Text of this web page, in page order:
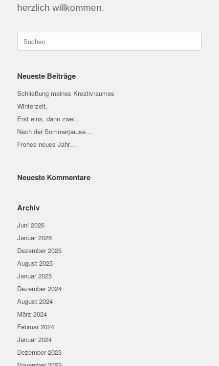
herzlich willkommen.
Suchen
nach:
Neueste Beiträge
Schließung meines Kreativraumes
Winterzeit.
Erst eins, dann zwei…
Nach der Sommerpause…
Frohes neues Jahr…
Neueste Kommentare
Archiv
Juni 2026
Januar 2026
Dezember 2025
August 2025
Januar 2025
Dezember 2024
August 2024
März 2024
Februar 2024
Januar 2024
Dezember 2023